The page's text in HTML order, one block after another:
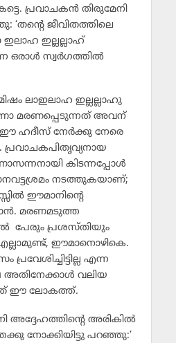
പ്രവാചകന്‍ തിരുമേനി
‘തന്റെ ജീവിതത്തിലെ
ഇല്ലല്ലാഹ്
ഒരാള്‍ സ്വര്‍ഗത്തില്‍
ലാഇലാഹ ഇല്ലല്ലാഹു
മരണപ്പെടുന്നത് അവന്
ഹദീസ് നേര്‍ക്കു നേരെ
കിടന്നപ്പോള്‍
നടത്തുകയാണ്;
ഈമാനിന്റെ
മരണമടുത്ത
പേരും പ്രശസ്തിയും
ഈമാനൊഴികെ.
എന്ന
അതിനേക്കാള്‍ വലിയ
ഈ ലോകത്ത്.
അദ്ദേഹത്തിന്റെ അരികില്‍
നോക്കിയിട്ടു പറഞ്ഞു:’